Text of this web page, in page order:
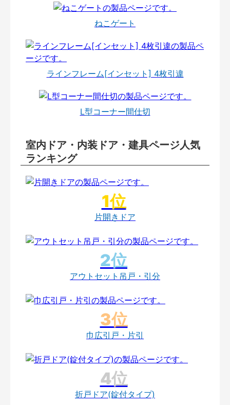
ねこゲート
ラインフレーム[インセット] 4枚引違
L型コーナー間仕切
室内ドア・内装ドア・建具ページ人気
ランキング
片開きドア
アウトセット吊戸・引分
巾広引戸・片引
折戸ドア(錠付タイプ)